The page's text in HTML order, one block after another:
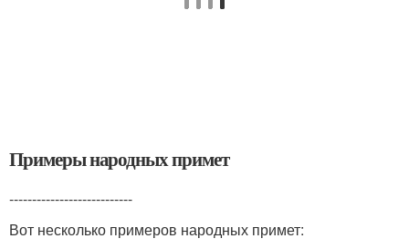
Примеры народных примет
---------------------------
Вот несколько примеров народных примет: